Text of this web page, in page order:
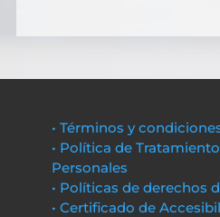
• Términos y
• Política de
Personales
• Políticas de derechos
• Certificado de